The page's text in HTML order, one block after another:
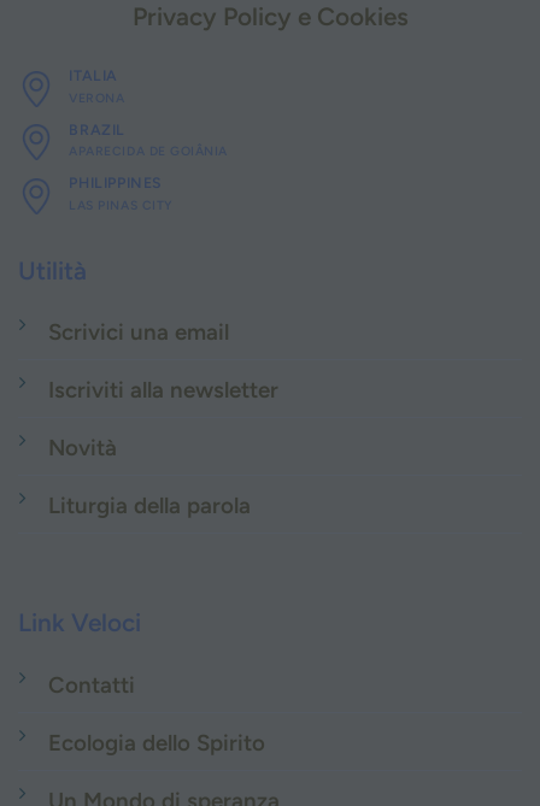
Privacy Policy e Cookies
ITALIA
VERONA
BRAZIL
APARECIDA DE GOIÂNIA
PHILIPPINES
LAS PINAS CITY
Utilità
Scrivici una email
Iscriviti alla newsletter
Novità
Liturgia della parola
Link Veloci
Contatti
Ecologia dello Spirito
Un Mondo di speranza